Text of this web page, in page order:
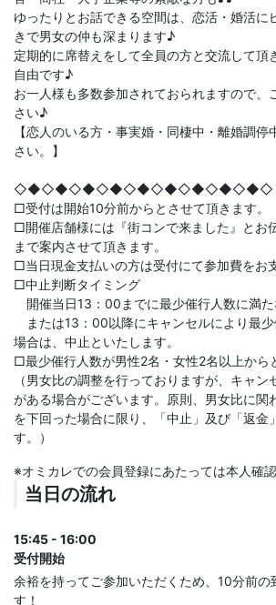
ゆったりとお話できる空間は、恋活・婚活
きで男女の仲も深まります♪
定期的に席替えをして全員の方と交流して頂
自由です♪
お一人様も多数参加されておられますので、
さい♪
【恋人のいる方・事実婚・同棲中・離婚調
さい。】
◇◆◇◆◇◆◇◆◇◆◇◆◇◆◇◆◇◆◇
□受付は開始10分前からとさせて頂きます。
□開催店舗様には『街コンで来ました』とお
まで案内させて頂きます。
□当日現金支払いの方は受付にて参加費をお
□中止判断タイミング
開催当日13：00までに最少催行人数に満た
または13：00以降にキャンセルにより最
場合は、中止といたします。
□最少催行人数が男性2名・女性2名以上から
（男女比の調整を行っておりますが、キャン
がある場合がございます。原則、男女比に関
を下回った場合に限り、「中止」及び「返金
す。）
※オミカレでの会員登録にあたっては本人確
当日の流れ
15:45 - 16:00
受付開始
余裕を持ってご参加いただくため、10分前の
す！